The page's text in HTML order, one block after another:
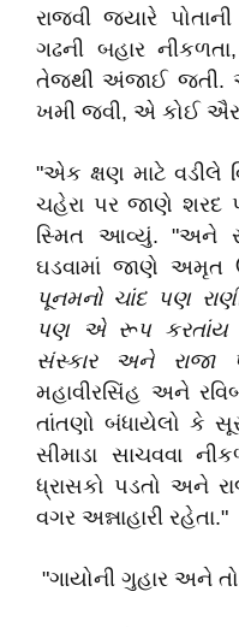
રાજવી જ્યારે
ગઢની બહાર
તેજથી અંજાઈ જતી.
ખમી જવી, એ કોઈ
"એક ક્ષણ માટે વડીલે
ચહેરા પર જાણે શરદ
સ્મિત આવ્યું. "અને
ઘડવામાં જાણે
પૂનમનો ચાંદ પણ
પણ એ રૂપ કરતાંય
સંસ્કાર અને રાજા
મહાવીરસિંહ અને
તાંતણો બંધાયેલો કે
સીમાડા સાચવવા
ધ્રાસકો પડતો અને
વગર અન્નાહારી રહેતા."
"ગાયોની ગુહાર અને